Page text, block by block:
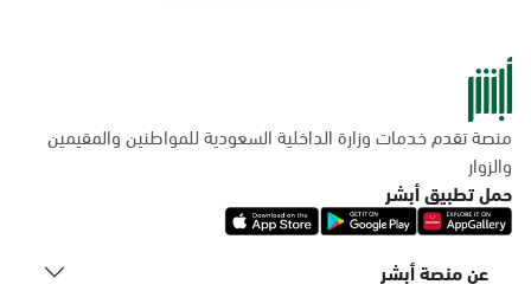
منصة تقدم خدمات وزارة الداخلية السعودية للمواطنين والمقيمين
والزوار
حمل تطبيق أبشر
عن منصة أبشر